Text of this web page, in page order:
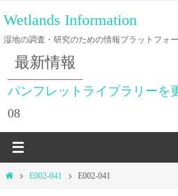
ン
テ
ツ
ス
プ
Wetlands Information
湿地の調査・研究のための情報プラットフォ
最新情報
パンフレットライブラリーを
08
ホ
E002-041 E002-041